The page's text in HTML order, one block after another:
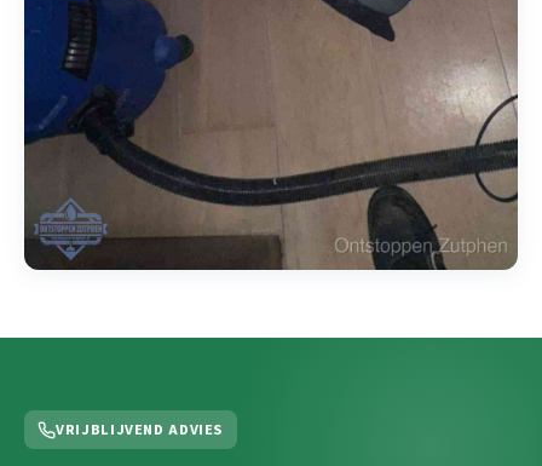
VRIJBLIJVEND ADVIES